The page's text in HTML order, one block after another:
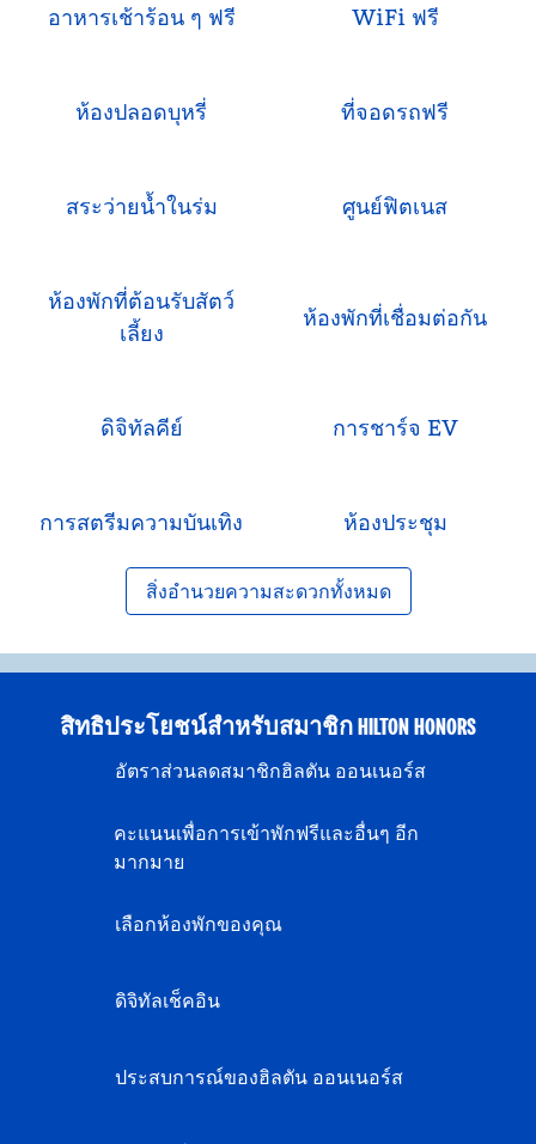
อาหารเช้าร้อน ๆ ฟรี WiFi ฟรี
ห้องปลอดบุหรี่ ที่จอดรถฟรี
สระว่ายน้ำในร่ม ศูนย์ฟิตเนส
ห้องพักที่ต้อนรับสัตว์
เลี้ยง
ห้องพักที่เชื่อมต่อกัน
ดิจิทัลคีย์ การชาร์จ EV
การสตรีมความบันเทิง ห้องประชุม
สิ่งอํานวยความสะดวกทั้งหมด
สิทธิประโยชน์สำหรับสมาชิก HILTON HONORS
อัตราส่วนลดสมาชิกฮิลตัน ออนเนอร์ส
คะแนนเพื่อการเข้าพักฟรีและอื่นๆ อีก
มากมาย
เลือกห้องพักของคุณ
ดิจิทัลเช็คอิน
ประสบการณ์ของฮิลตัน ออนเนอร์ส